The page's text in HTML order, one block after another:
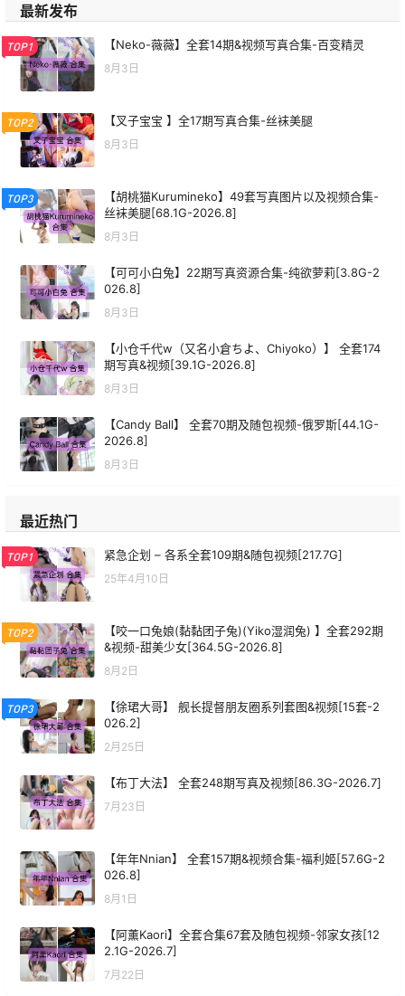
最新发布
TOP1 【Neko-薇薇】全套14期&视频写真合集-百变精灵
8月3日
TOP2 【叉子宝宝 】全17期写真合集-丝袜美腿
8月3日
TOP3
【胡桃猫Kurumineko】49套写真图片以及视频合集-
丝袜美腿[68.1G-2026.8]
8月3日
【可可小白兔】22期写真资源合集-纯欲萝莉[3.8G-2
026.8]
8月3日
【小仓千代w（又名小倉ちよ、Chiyoko）】 全套174
期写真&视频[39.1G-2026.8]
8月3日
【Candy Ball】 全套70期及随包视频-俄罗斯[44.1G-
2026.8]
8月3日
最近热门
TOP1 紧急企划 – 各系全套109期&随包视频[217.7G]
25年4月10日
TOP2
【咬一口兔娘(黏黏团子兔)(Yiko湿润兔) 】全套292期
&视频-甜美少女[364.5G-2026.8]
8月2日
TOP3
【徐珺大哥】 舰长提督朋友圈系列套图&视频[15套-2
026.2]
2月25日
【布丁大法】 全套248期写真及视频[86.3G-2026.7]
7月23日
【年年Nnian】 全套157期&视频合集-福利姬[57.6G-2
026.8]
8月1日
【阿薰Kaori】全套合集67套及随包视频-邻家女孩[12
2.1G-2026.7]
7月22日